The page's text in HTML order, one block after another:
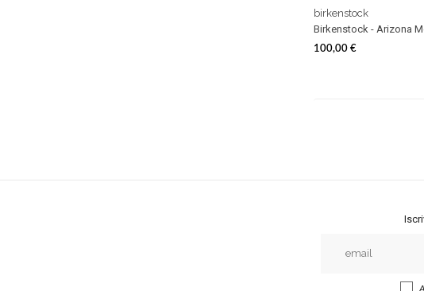
birkenstock
Birkenstock - Arizona
Prezzo
100,00 €